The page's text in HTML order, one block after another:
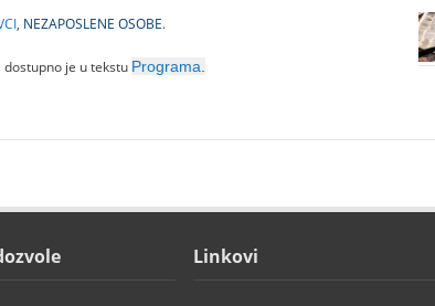
, NEZAPOSLENE OSOBE.
je u tekstu Programa
Linkovi